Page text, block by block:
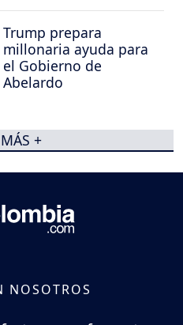
Trump prepara
millonaria ayuda para
el Gobierno de
Abelardo
+
NOSOTROS